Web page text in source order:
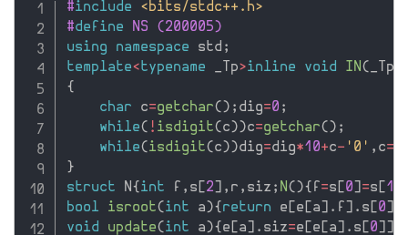
#include
<bits/stdc++.h>
#define NS (200005)
using
namespace std ;
template<typename _Tp>inline void IN(_Tp
{
char c=getchar() ; dig=0 ;
while( ! isdigit(c))c=getchar() ;
while(isdigit(c))dig=dig*10+c- '0' , c=
}
struct N{int f , s [2] , r , siz ; N(){ f =s [0] =s [1
bool
isroot(int a){return e [e [a] . f ] . s [0]
void
update(int a){e [a] . siz=e [e [a] . s [0] ]